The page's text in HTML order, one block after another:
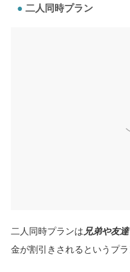
二人同時プラン
二人同時プランは 兄弟や友
金が割引きされるというプラ